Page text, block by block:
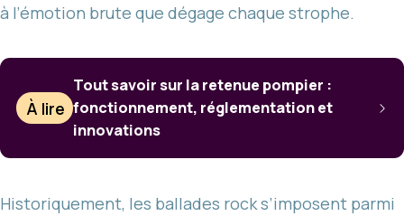
à l’émotion brute que dégage chaque strophe.
À lire
Tout savoir sur la retenue pompier :
fonctionnement, réglementation et
innovations
Historiquement, les ballades rock s’imposent parmi